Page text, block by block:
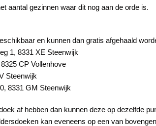
aantal gezinnen waar dit nog aan de orde is.
en kunnen dan gratis afgehaald
1, 8331 XE Steenwijk
CP Vollenhove
Steenwijk
8331 GM Steenwijk
af hebben dan kunnen deze op dezelfde
kan eveneens op een van